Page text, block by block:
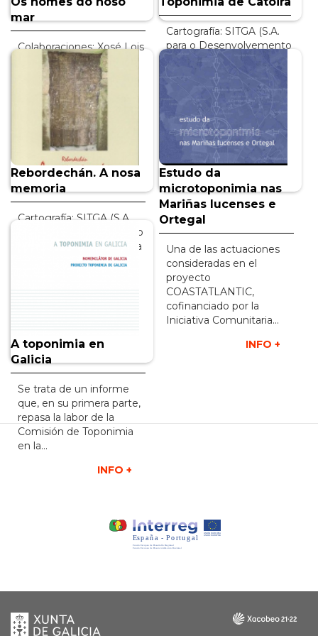
mar
Colaboraciones: Xosé Lois
Vilar Pedreira, José
Antonio Neira, Comisión
de Toponimia, SITGA,
Proxecto...
INFO +
Cartografía: SITGA (S.A.
para o Desenvolvemento
Comarcal de Galicia)
Estudio lingüístico y
etimológico de los...
INFO +
Rebordechán. A nosa
memoria
Cartografía: SITGA (S.A.
para o Desenvolvemento
Comarcal de Galicia) Esta
publicación se centra en
Estudo da
microtoponimia nas
Mariñas lucenses e
Ortegal
Una de las actuaciones
consideradas en el
proyecto
COASTATLANTIC,
cofinanciado por la
Iniciativa Comunitaria...
INFO +
A toponimia en
Galicia
Se trata de un informe
que, en su primera parte,
repasa la labor de la
Comisión de Toponimia
en la...
INFO +
Xunta
de
Galicia
Galicia